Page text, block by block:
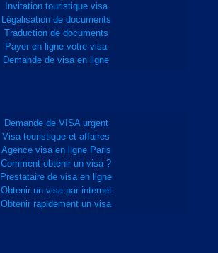
Invitation touristique visa
Légalisation de documents
Traduction de documents
Payer en ligne votre visa
Demande de visa en ligne
Demande de VISA urgent
Visa touristique et affaires
Agence visa en ligne Paris
Comment obtenir un visa ?
Prestataire de visa en ligne
Obtenir un visa par internet
Obtenir rapidement un visa